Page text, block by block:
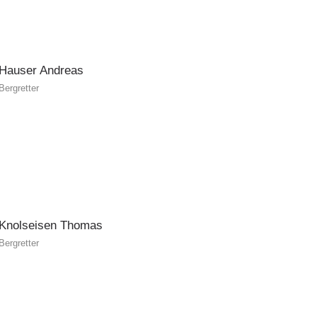
Andreas
Thomas